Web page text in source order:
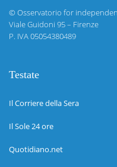
©Osservatorio for
Viale Guidoni 95 – Firenze
P. IVA 05054380489
Testate
Il Corriere della Sera
Il Sole 24 ore
Quotidiano.net